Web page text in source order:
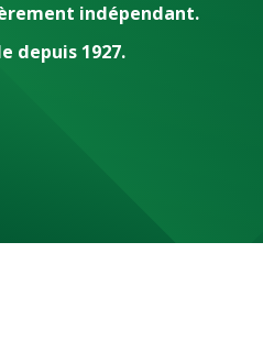
indépendant.
depuis 1927.